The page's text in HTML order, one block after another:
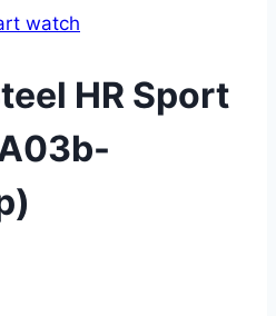
watch
HR Sport